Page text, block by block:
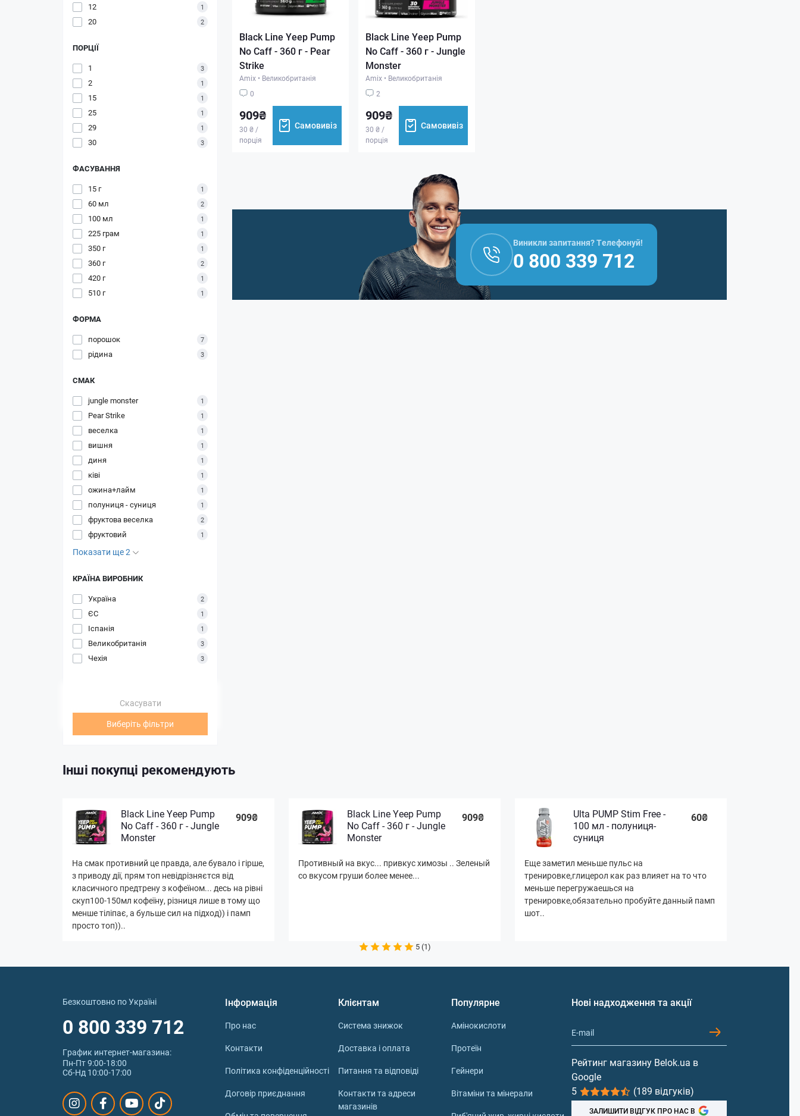
12
1
20 2
ПОРЦІЇ
1
3
2 1
15 1
25 1
29 1
30 3
ФАСУВАННЯ
15 г
1
60 мл 2
100 мл 1
225 грам 1
350 г 1
360 г 2
420 г 1
510 г 1
ФОРМА
порошок
7
рідина 3
СМАК
jungle monster
1
Pear Strike 1
веселка 1
вишня 1
диня 1
ківі 1
ожина+лайм 1
полуниця - суниця 1
фруктова веселка 2
фруктовий 1
Показати ще 2
КРАЇНА ВИРОБНИК
Україна
2
ЄС 1
Іспанія 1
Великобританія 3
Чехія 3
Скасувати
Виберіть фільтри
Black Line Yeep Pump
No Caff - 360 г - Pear
Strike
Amix • Великобританія
0
909₴
30 ₴ /
порція
Самовивіз
Black Line Yeep Pump
No Caff - 360 г - Jungle
Monster
Amix • Великобританія
2
909₴
30 ₴ /
порція
Самовивіз
Виникли запитання? Телефонуй!
0 800 339 712
Інші покупці рекомендують
Black Line Yeep Pump
No Caff - 360 г - Jungle
Monster
909₴
На смак противний це правда, але бувало і гірше,
з приводу дії, прям топ невідрізняєтся від
класичного предтрену з кофеїном... десь на рівні
скуп100-150мл кофеїну, різниця лише в тому що
менше тіліпає, а бульше сил на підход)) і памп
просто топ))..
Black Line Yeep Pump
No Caff - 360 г - Jungle
Monster
909₴
Противный на вкус... привкус химозы .. Зеленый
со вкусом груши более менее...
Ulta PUMP Stim Free -
100 мл - полуниця-
суниця
60₴
Еще заметил меньше пульс на
тренировке,глицерол как раз влияет на то что
меньше перегружаешься на
тренировке,обязательно пробуйте данный памп
шот..
5 (1)
Безкоштовно по Україні
0 800 339 712
График интернет‑магазина:
Пн-Пт 9:00-18:00
Сб-Нд 10:00-17:00
Інформація
Про нас
Контакти
Політика конфіденційності
Договір приєднання
Клієнтам
Система знижок
Доставка і оплата
Питання та відповіді
Контакти та адреси
магазинів
Популярне
Амінокислоти
Протеїн
Гейнери
Вітаміни та мінерали
Нові надходження та акції
Рейтинг магазину Belok.ua в
Google
5
(189 відгуків)
ЗАЛИШИТИ ВІДГУК ПРО НАС В